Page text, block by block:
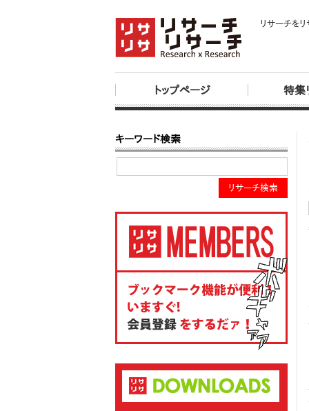
リサーチを
トップページ 特集
キーワード検索
リサーチ検索